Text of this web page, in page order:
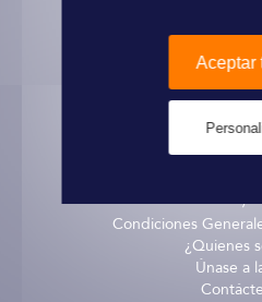
Entrega -
/
Condiciones
¿Quienes
Únase a
Aceptar